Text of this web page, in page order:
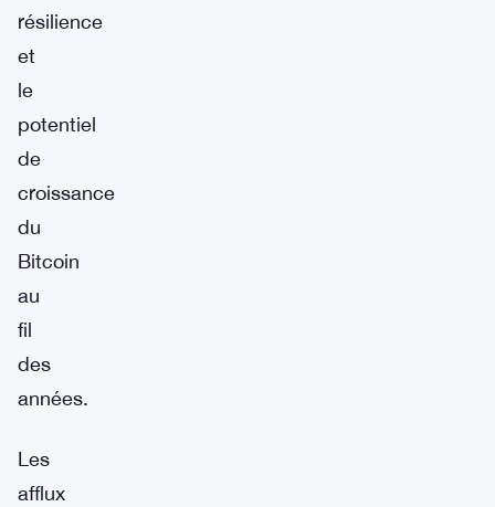
résilience
et
le
potentiel
de
croissance
du
Bitcoin
au
fil
des
années.
Les
afflux